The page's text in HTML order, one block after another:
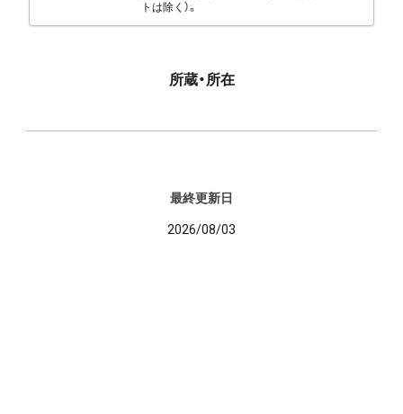
トは除く）。
所蔵・所在
最終更新日
2026/08/03